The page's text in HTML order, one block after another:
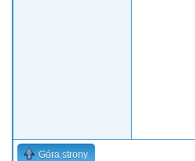
Góra strony